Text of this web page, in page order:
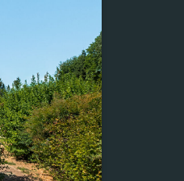
Chambre(s)
3
Salle de bain
1